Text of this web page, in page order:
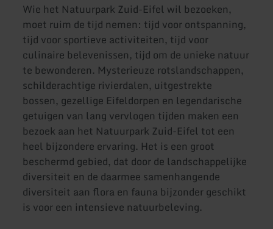
Wie het Natuurpark Zuid-Eifel wil bezoeken,
moet ruim de tijd nemen: tijd voor ontspanning,
tijd voor sportieve activiteiten, tijd voor
culinaire belevenissen, tijd om de unieke natuur
te bewonderen. Mysterieuze rotslandschappen,
schilderachtige rivierdalen, uitgestrekte
bossen, gezellige Eifeldorpen en legendarische
getuigen van lang vervlogen tijden maken een
bezoek aan het Natuurpark Zuid-Eifel tot een
heel bijzondere ervaring. Het is een groot
beschermd gebied, dat door de landschappelijke
diversiteit en de daarmee samenhangende
diversiteit aan flora en fauna bijzonder geschikt
is voor een intensieve natuurbeleving.